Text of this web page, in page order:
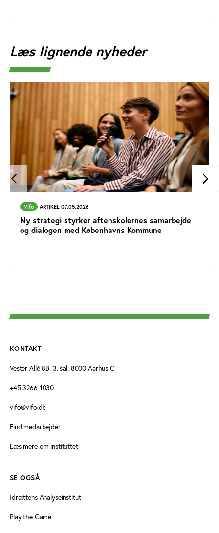
Læs lignende nyheder
Vifo ARTIKEL 07.05.2026
Ny strategi styrker aftenskolernes samarbejde
og dialogen med Københavns Kommune
KONTAKT
Vester Allé 8B, 3. sal, 8000 Aarhus C
+45 3266 1030
vifo@vifo.dk
Find medarbejder
Læs mere om instituttet
SE OGSÅ
Idrættens Analyseinstitut
Play the Game